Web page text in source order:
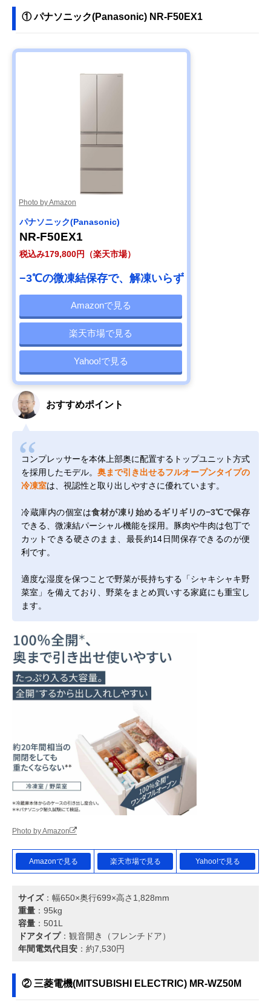
楽天市場で見る
楽天市場で見る
① パナソニック(Panasonic) NR-F50EX1
Photo by Amazon
パナソニック(Panasonic)
NR-F50EX1
税込み179,800円（楽天市場）
−3℃の微凍結保存で、解凍いらず
Amazonで見る
楽天市場で見る
Yahoo!で見る
おすすめポイント
コンプレッサーを本体上部奥に配置するトップユニット方式
を採用したモデル。 奥まで引き出せるフルオープンタイプの
冷凍室は、視認性と取り出しやすさに優れています。
冷蔵庫内の個室は食材が凍り始めるギリギリの−3℃で保存
できる、微凍結パーシャル機能を採用。豚肉や牛肉は包丁で
カットできる硬さのまま、最長約14日間保存できるのが便
利です。
適度な湿度を保つことで野菜が長持ちする「シャキシャキ野
菜室」を備えており、野菜をまとめ買いする家庭にも重宝し
ます。
Photo by Amazon
Amazonで見る 楽天市場で見る Yahoo!で見る
サイズ：幅650×奥行699×高さ1,828mm
重量 ：95kg
容量 ：501L
ドアタイプ：観音開き（フレンチドア）
年間電気代目安 ：約7,530円
② 三菱電機(MITSUBISHI ELECTRIC) MR-WZ50M